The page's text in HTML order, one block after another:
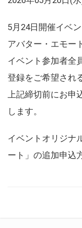
5月24日開催イベ
アバター・エモー
イベント参加者全
登録をご希望され
上記締切前にお
します。
イベントオリジナ
ート」の追加申込